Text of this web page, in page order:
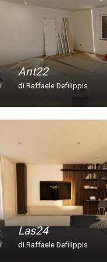
Ant22
di Raffaele Defilippis
Las24
di Raffaele Defilippis